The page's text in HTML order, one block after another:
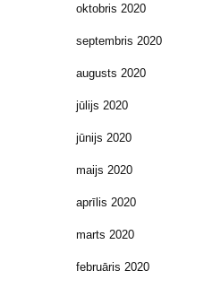
oktobris 2020
septembris 2020
augusts 2020
jūlijs 2020
jūnijs 2020
maijs 2020
aprīlis 2020
marts 2020
februāris 2020